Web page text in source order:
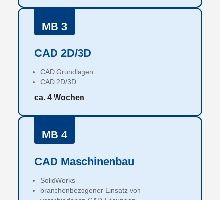
MB 3
CAD 2D/3D
CAD Grundlagen
CAD 2D/3D
ca. 4 Wochen
MB 4
CAD Maschinenbau
SolidWorks
branchenbezogener Einsatz von